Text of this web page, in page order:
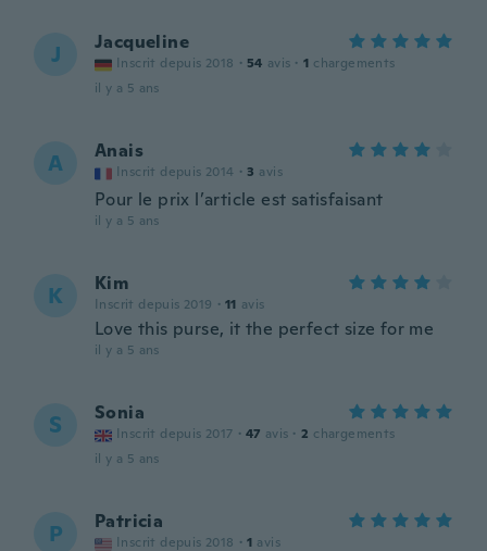
J Jacqueline
Inscrit depuis 2018 · 54 avis · 1 chargements
il y a 5 ans
A Anais
Inscrit depuis 2014 · 3 avis
Pour le prix l’article est satisfaisant
il y a 5 ans
K Kim
Inscrit depuis 2019 · 11 avis
Love this purse, it the perfect size for me
il y a 5 ans
S Sonia
Inscrit depuis 2017 · 47 avis · 2 chargements
il y a 5 ans
P Patricia
Inscrit depuis 2018 · 1 avis